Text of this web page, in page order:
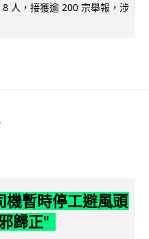
人，接獲逾 200 宗舉報，涉
機暫時停工避風頭
歸正"